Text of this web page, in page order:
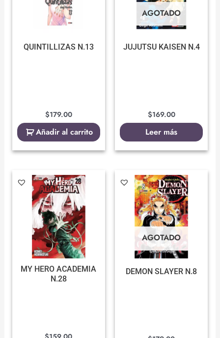
QUINTILLIZAS N.13
$179.00
Añadir al carrito
AGOTADO
JUJUTSU KAISEN N.4
$169.00
Leer más
MY HERO ACADEMIA
N.28
AGOTADO
DEMON SLAYER N.8